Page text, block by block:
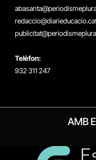
Telèfon:
932 311 247
AMB